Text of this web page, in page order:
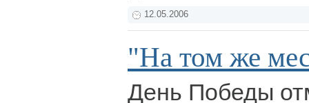
12.05.2006
"На том же
День Победы